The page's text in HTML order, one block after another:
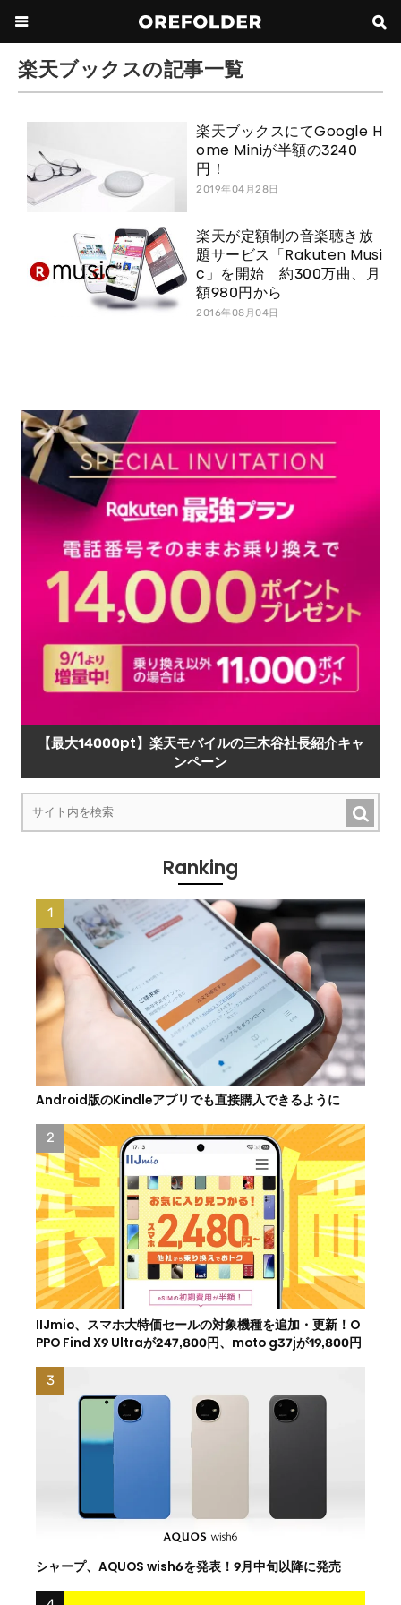
楽天ブックスの記事一覧
楽天ブックスにてGoogle H
ome Miniが半額の3240
円！
2019年04月28日
楽天が定額制の音楽聴き放
題サービス「Rakuten Musi
c」を開始 約300万曲、月
額980円から
2016年08月04日
【最大14000pt】楽天モバイルの三木谷社長紹介キャ
ンペーン
Ranking
Android版のKindleアプリでも直接購入できるように
IIJmio、スマホ大特価セールの対象機種を追加・更新！O
PPO Find X9 Ultraが247,800円、moto g37jが19,800円
シャープ、AQUOS wish6を発表！9月中旬以降に発売